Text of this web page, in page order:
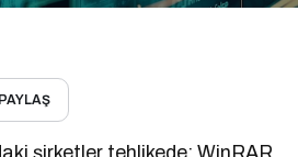
PAYLAŞ